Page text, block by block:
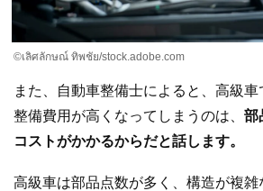
©เลิศลักษณ์ ทิพชัย/stock.adobe.com
また、自動車整備士によると、高級
整備費用が高くなってしまうのは、 部
コストがかかるからだと話します。
高級車は部品点数が多く、構造が複雑